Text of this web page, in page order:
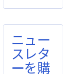
ニュー
スレタ
ーを購